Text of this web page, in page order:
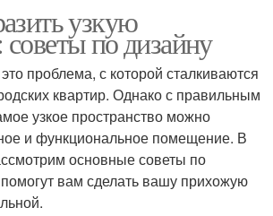
узкую
по дизайну
проблема, с которой сталкиваются
квартир. Однако с правильным
узкое пространство можно
и функциональное помещение. В
основные советы по
вам сделать вашу прихожую